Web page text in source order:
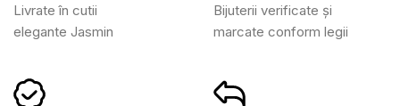
Livrate în cutii
elegante Jasmin
Bijuterii verificate și
marcate conform legii